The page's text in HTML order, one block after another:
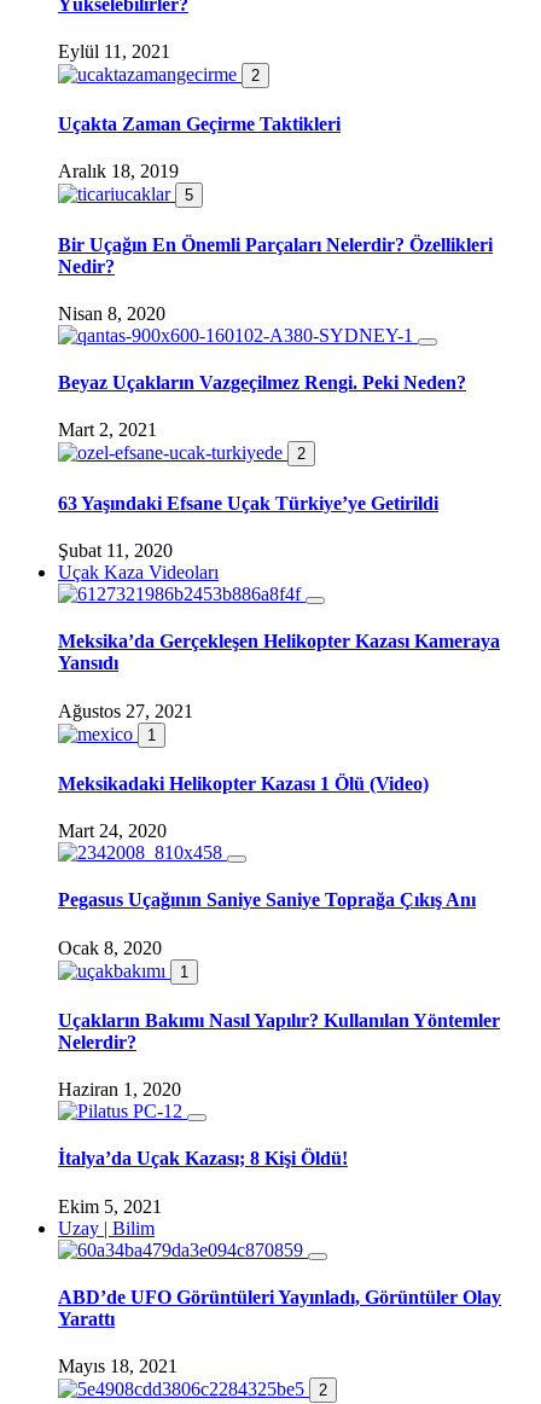
Eylül 11, 2021
2
Uçakta Zaman Geçirme Taktikleri
Aralık 18, 2019
5
Bir Uçağın En Önemli Parçaları Nelerdir? Özellikleri
Nedir?
Nisan 8, 2020
Beyaz Uçakların Vazgeçilmez Rengi. Peki Neden?
Mart 2, 2021
2
63 Yaşındaki Efsane Uçak Türkiye’ye Getirildi
Şubat 11, 2020
Uçak Kaza Videoları
Meksika’da Gerçekleşen Helikopter Kazası Kameraya
Yansıdı
Ağustos 27, 2021
1
Meksikadaki Helikopter Kazası 1 Ölü (Video)
Mart 24, 2020
Pegasus Uçağının Saniye Saniye Toprağa Çıkış Anı
Ocak 8, 2020
1
Uçakların Bakımı Nasıl Yapılır? Kullanılan Yöntemler
Nelerdir?
Haziran 1, 2020
İtalya’da Uçak Kazası; 8 Kişi Öldü!
Ekim 5, 2021
Uzay | Bilim
ABD’de UFO Görüntüleri Yayınladı, Görüntüler Olay
Yarattı
Mayıs 18, 2021
2